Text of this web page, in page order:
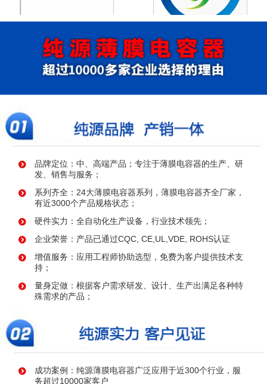
浙江华尔特机电股份有限公
司
浙江格瑶科技股份有限公司
品牌定位：中、高端产品；专注于薄膜电容器的生产、研
发、销售与服务；
系列齐全：24大薄膜电容器系列，薄膜电容器齐全厂家，
有近3000个产品规格状态；
硬件实力：全自动化生产设备，行业技术领先；
企业荣誉：产品已通过CQC, CE,UL,VDE, ROHS认证
增值服务：应用工程师协助选型，免费为客户提供技术支
持；
量身定做：根据客户需求研发、设计、生产出满足各种特
殊需求的产品；
成功案例：纯源薄膜电容器广泛应用于近300个行业，服
务超过10000家客户